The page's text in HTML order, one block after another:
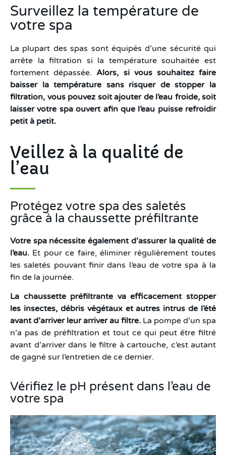
Surveillez la température de
votre spa
La plupart des spas sont équipés d’une sécurité qui
arrête la filtration si la température souhaitée est
fortement dépassée. Alors, si vous souhaitez faire
baisser la température sans risquer de stopper la
filtration, vous pouvez soit ajouter de l’eau froide, soit
laisser votre spa ouvert afin que l’eau puisse refroidir
petit à petit.
Veillez à la qualité de
l’eau
Protégez votre spa des saletés
grâce à la chaussette préfiltrante
Votre spa nécessite également d’assurer la qualité de
l’eau. Et pour ce faire, éliminer régulièrement toutes
les saletés pouvant finir dans l’eau de votre spa à la
fin de la journée.
La chaussette préfiltrante va efficacement stopper
les insectes, débris végétaux et autres intrus de l’été
avant d’arriver leur arriver au filtre. La pompe d’un spa
n’a pas de préfiltration et tout ce qui peut être filtré
avant d’arriver dans le filtre à cartouche, c’est autant
de gagné sur l’entretien de ce dernier.
Vérifiez le pH présent dans l’eau de
votre spa